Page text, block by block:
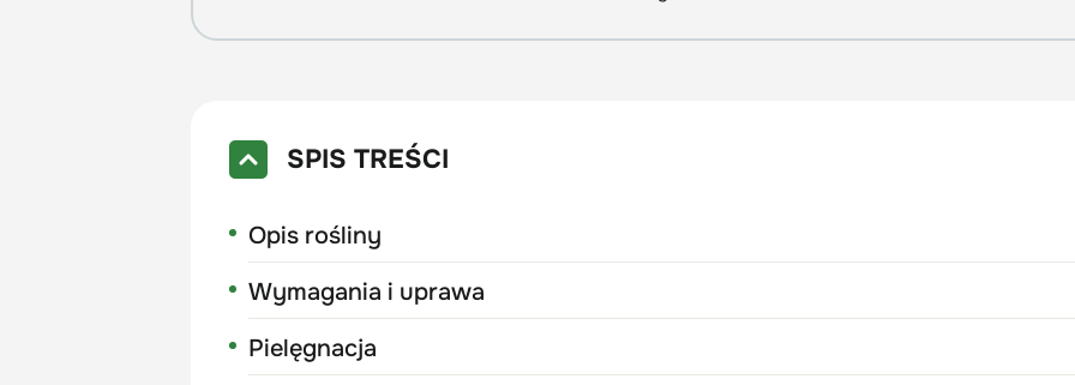
SPIS TREŚCI
Opis rośliny
Wymagania i uprawa
Pielęgnacja